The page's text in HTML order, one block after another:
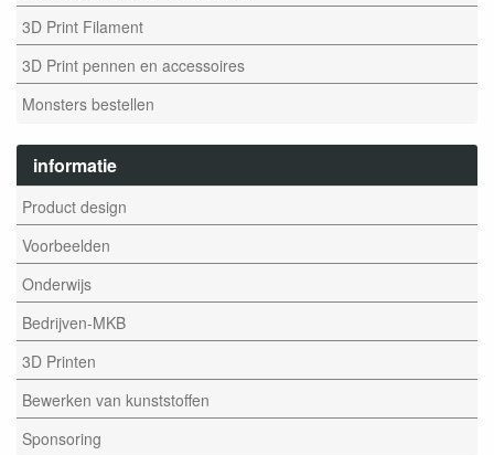
3D Print Filament
3D Print pennen en accessoires
Monsters bestellen
informatie
Product design
Voorbeelden
Onderwijs
Bedrijven-MKB
3D Printen
Bewerken van kunststoffen
Sponsoring